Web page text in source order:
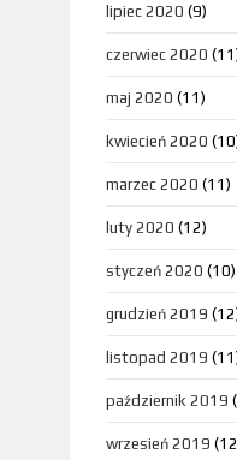
lipiec 2020 (9)
czerwiec 2020
maj 2020 (11)
kwiecień 2020
marzec 2020 (11)
luty 2020 (12)
styczeń 2020 (10)
grudzień 2019
listopad 2019
październik 2019
wrzesień 2019